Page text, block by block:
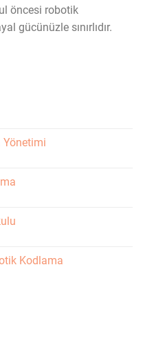
öncesi robotik
gücünüzle sınırlıdır.
Yönetimi
Kodlama